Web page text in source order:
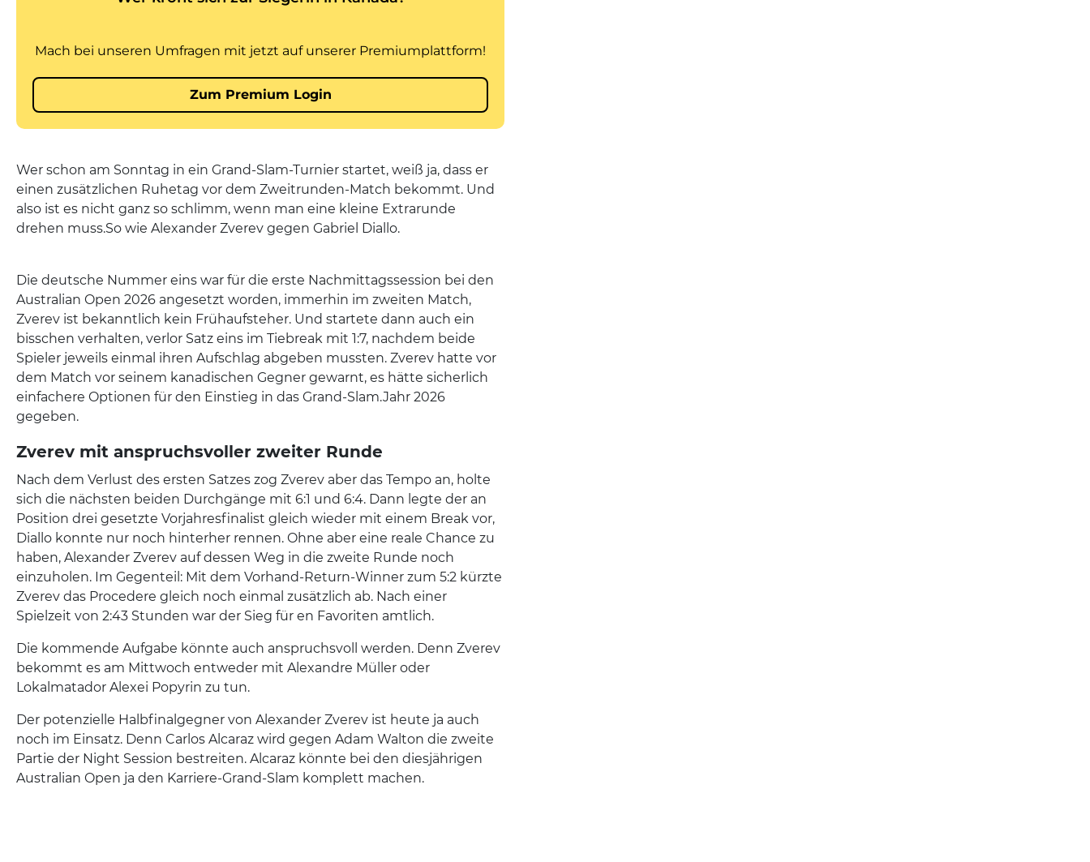
Wer schon am Sonntag in ein Grand-Slam-Turnier startet, weiß ja, dass er
einen zusätzlichen Ruhetag vor dem Zweitrunden-Match bekommt. Und
also ist es nicht ganz so schlimm, wenn man eine kleine Extrarunde
drehen muss.So wie Alexander Zverev gegen Gabriel Diallo.
Die deutsche Nummer eins war für die erste Nachmittagssession bei den
Australian Open 2026 angesetzt worden, immerhin im zweiten Match,
Zverev ist bekanntlich kein Frühaufsteher. Und startete dann auch ein
bisschen verhalten, verlor Satz eins im Tiebreak mit 1:7, nachdem beide
Spieler jeweils einmal ihren Aufschlag abgeben mussten. Zverev hatte vor
dem Match vor seinem kanadischen Gegner gewarnt, es hätte sicherlich
einfachere Optionen für den Einstieg in das Grand-Slam.Jahr 2026
gegeben.
Zverev mit anspruchsvoller zweiter Runde
Nach dem Verlust des ersten Satzes zog Zverev aber das Tempo an, holte
sich die nächsten beiden Durchgänge mit 6:1 und 6:4. Dann legte der an
Position drei gesetzte Vorjahresfinalist gleich wieder mit einem Break vor,
Diallo konnte nur noch hinterher rennen. Ohne aber eine reale Chance zu
haben, Alexander Zverev auf dessen Weg in die zweite Runde noch
einzuholen. Im Gegenteil: Mit dem Vorhand-Return-Winner zum 5:2 kürzte
Zverev das Procedere gleich noch einmal zusätzlich ab. Nach einer
Spielzeit von 2:43 Stunden war der Sieg für en Favoriten amtlich.
Die kommende Aufgabe könnte auch anspruchsvoll werden. Denn Zverev
bekommt es am Mittwoch entweder mit Alexandre Müller oder
Lokalmatador Alexei Popyrin zu tun.
Der potenzielle Halbfinalgegner von Alexander Zverev ist heute ja auch
noch im Einsatz. Denn Carlos Alcaraz wird gegen Adam Walton die zweite
Partie der Night Session bestreiten. Alcaraz könnte bei den diesjährigen
Australian Open ja den Karriere-Grand-Slam komplett machen.